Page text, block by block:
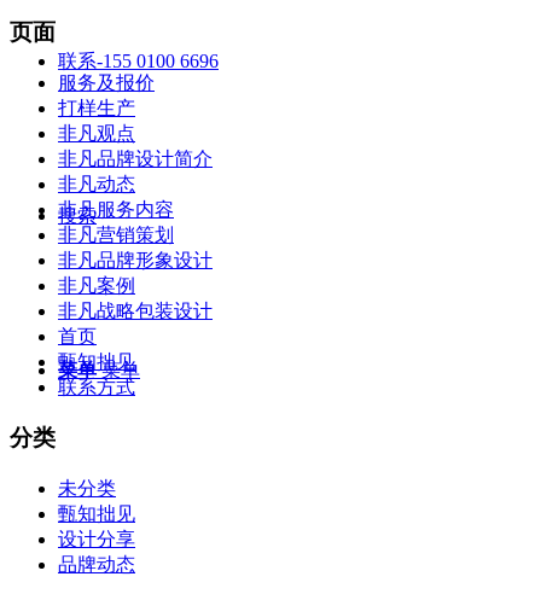
联系-155 0100 6696
搜索
菜单 菜单
页面
服务及报价
打样生产
非凡观点
非凡品牌设计简介
非凡动态
非凡服务内容
非凡营销策划
非凡品牌形象设计
非凡案例
非凡战略包装设计
首页
甄知拙见
联系方式
分类
未分类
甄知拙见
设计分享
品牌动态